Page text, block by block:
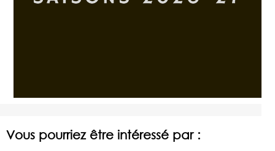
Vous pourriez être intéressé par :